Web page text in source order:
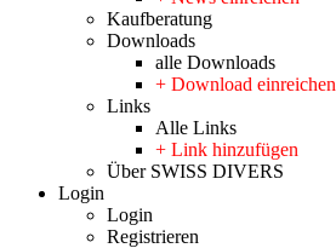
Kaufberatung
Downloads
alle Downloads
+ Download einreichen
Links
Alle Links
+ Link hinzufügen
Über SWISS DIVERS
Login
Login
Registrieren